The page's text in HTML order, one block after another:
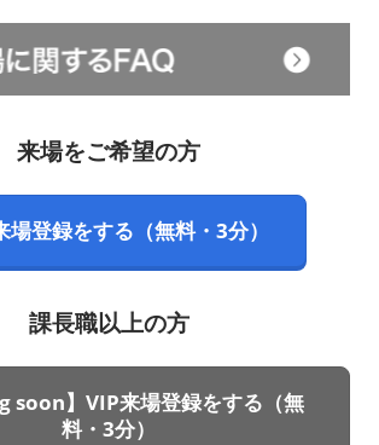
来場をご希望の方
場登録をする（無料・3分）
課長職以上の方
soon】VIP来場登録をする（無
料・3分）